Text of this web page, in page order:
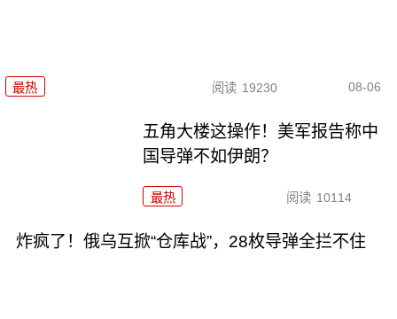
最热 阅读 19230 08-06
五角大楼这操作！美军报告称中
国导弹不如伊朗？
最热 阅读 10114
炸疯了！俄乌互掀“仓库战”，28枚导弹全拦不住